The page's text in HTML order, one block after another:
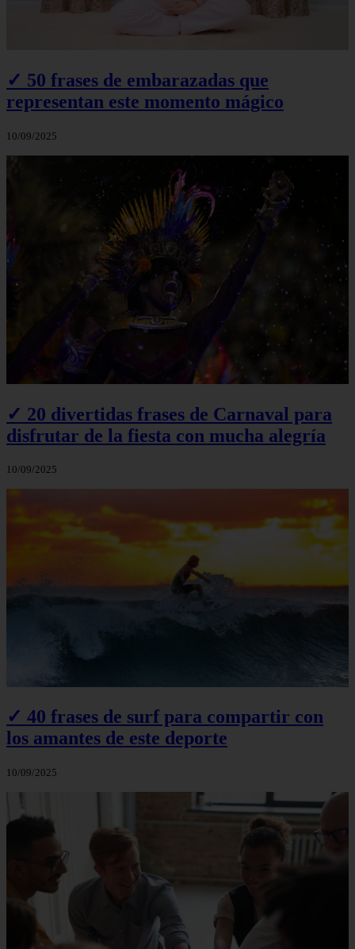
✓ 50 frases de embarazadas que
representan este momento mágico
10/09/2025
✓ 20 divertidas frases de Carnaval para
disfrutar de la fiesta con mucha alegría
10/09/2025
✓ 40 frases de surf para compartir con
los amantes de este deporte
10/09/2025